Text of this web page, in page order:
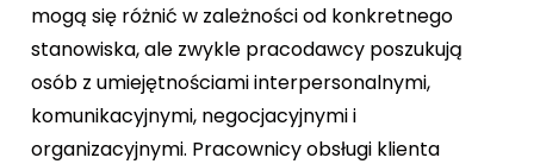
mogą się różnić w zależności od konkretnego
stanowiska, ale zwykle pracodawcy poszukują
osób z umiejętnościami interpersonalnymi,
komunikacyjnymi, negocjacyjnymi i
organizacyjnymi. Pracownicy obsługi klienta